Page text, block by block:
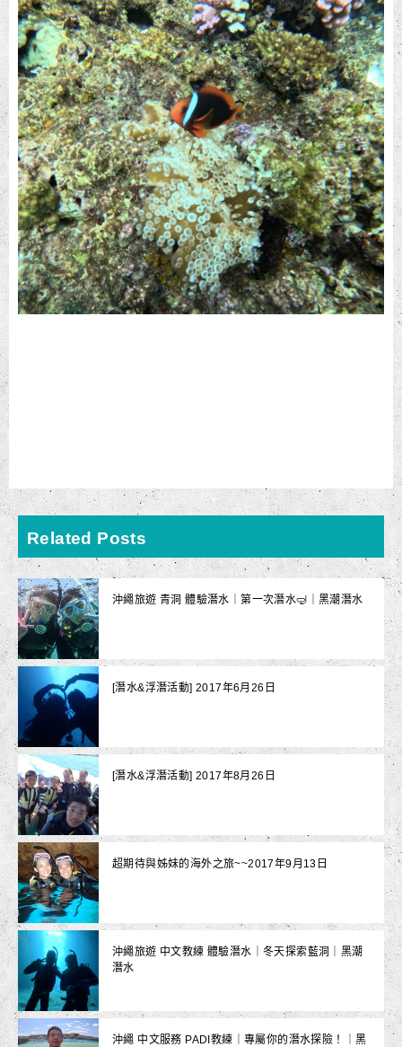
Related Posts
沖繩旅遊 青洞 體驗潛水｜第一次潛水🤿｜黑潮潛水
[潛水&浮潛活動] 2017年6月26日
[潛水&浮潛活動] 2017年8月26日
超期待與姊妹的海外之旅~~2017年9月13日
沖繩旅遊 中文教練 體驗潛水｜冬天探索藍洞｜黑潮
潛水
沖繩 中文服務 PADI教練｜專屬你的潛水探險！｜黑